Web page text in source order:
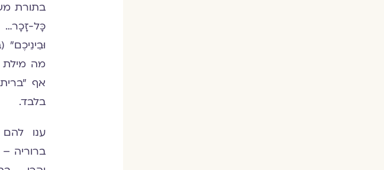
בתורת
כָּל-זָכָר…
מה מילת
אף "ברית
בלבד.
ענו
ברוריה